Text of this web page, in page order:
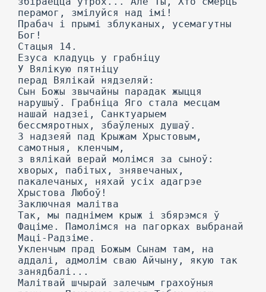
перамог, змілуйся над імі!
Прабач і прымі зблуканых, усемагутны
Бог!
Стацыя 14.
Езуса кладуць у грабніцу
У Вялікую пятніцу
перад Вялікай нядзеляй:
Сын Божы звычайны парадак жыцця
нарушыў. Грабніца Яго стала месцам
нашай надзеі, Санктуарыем
бессмяротных, збаўленых душаў.
3 надзеяй пад Крыжам Хрыстовым,
самотныя, кленчым,
з вялікай верай молімся за сыноў:
хворых, пабітых, знявечаных,
пакалечаных, няхай усіх адагрэе
Хрыстова Любоў!
Заключная малітва
Так, мы паднімем крыж і збярэмся ў
Фаціме. Памолімся на пагорках выбранай
Маці-Радзіме.
Укленчым прад Божым Сынам там, на
аддалі, адмолім сваю Айчыну, якую так
занядбалі...
Малітвай шчырай залечым грахоўныя